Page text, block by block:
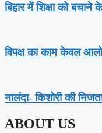
बिहार में शिक्षा को
विपक्ष का काम केवल
नालंदा- किशोरी की
ABOUT US